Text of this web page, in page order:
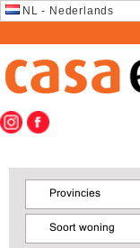
NL - Nederlands
Provincies
Soort woning